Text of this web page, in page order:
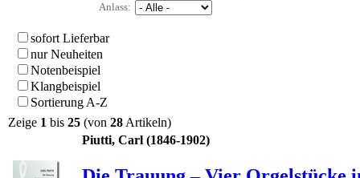
Anlass:
sofort Lieferbar
nur Neuheiten
Notenbeispiel
Klangbeispiel
Sortierung A-Z
Zeige 1 bis 25 (von 28Artikeln)
Piutti, Carl (1846-1902)